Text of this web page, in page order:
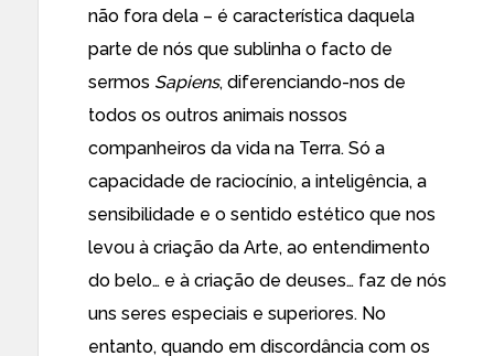
não fora dela – é característica daquela
parte de nós que sublinha o facto de
sermos Sapiens, diferenciando-nos de
todos os outros animais nossos
companheiros da vida na Terra. Só a
capacidade de raciocínio, a inteligência, a
sensibilidade e o sentido estético que nos
levou à criação da Arte, ao entendimento
do belo… e à criação de deuses… faz de nós
uns seres especiais e superiores. No
entanto, quando em discordância com os